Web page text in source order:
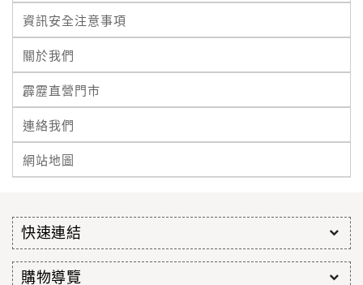
資訊安全注意事項
關於我們
霹靂直營門市
連絡我們
網站地圖
快速連結
購物導覽